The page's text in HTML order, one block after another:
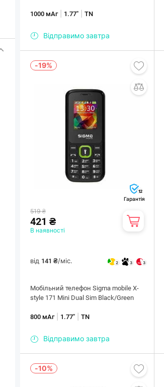
1000 мАг| 1.77" TN
Відправимо завтра
-19%
12
Гарантія
519 ₴
421 ₴
В наявності
від 141 ₴/міс. 2 3 3
Мобiльний телефон Sigma mobile X-
style 171 Mini Dual Sim Black/Green
800 мАг| 1.77" TN
Відправимо завтра
-10%